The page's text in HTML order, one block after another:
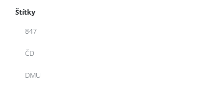
Štítky
847
ČD
DMU